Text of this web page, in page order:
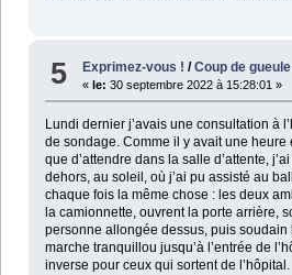
5 Exprimez-vous ! /Coup de
« le: 30 septembre 2022 à 15:28:01 »
Lundi dernier j’avais une consultation à
de sondage. Comme il y avait une heure
que d’attendre dans la salle d’attente,
dehors, au soleil, où j’ai pu assisté au
chaque fois la même chose : les deux
la camionnette, ouvrent la porte arrière,
personne allongée dessus, puis soudain
marche tranquillou jusqu’à l’entrée de
inverse pour ceux qui sortent de l’hôpital.